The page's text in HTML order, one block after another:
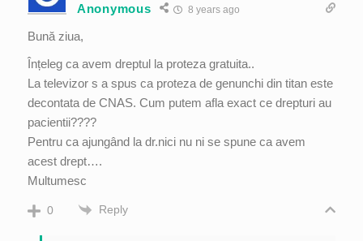
Anonymous 8 years ago
Bună ziua,
Înțeleg ca avem dreptul la proteza gratuita..
La televizor s a spus ca proteza de genunchi din titan este
decontata de CNAS. Cum putem afla exact ce drepturi au
pacientii????
Pentru ca ajungând la dr.nici nu ni se spune ca avem
acest drept….
Multumesc
0 Reply